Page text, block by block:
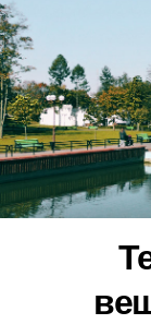
Перейти
к
содержанию